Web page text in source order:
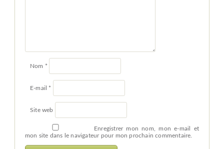
Nom *
E-mail *
Site web
Enregistrer mon nom, mon e-mail et
mon site dans le navigateur pour mon prochain commentaire.